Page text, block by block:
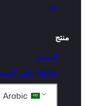
عن
منتج
التسعير
Tables جاهز الاستخدام
Arabic